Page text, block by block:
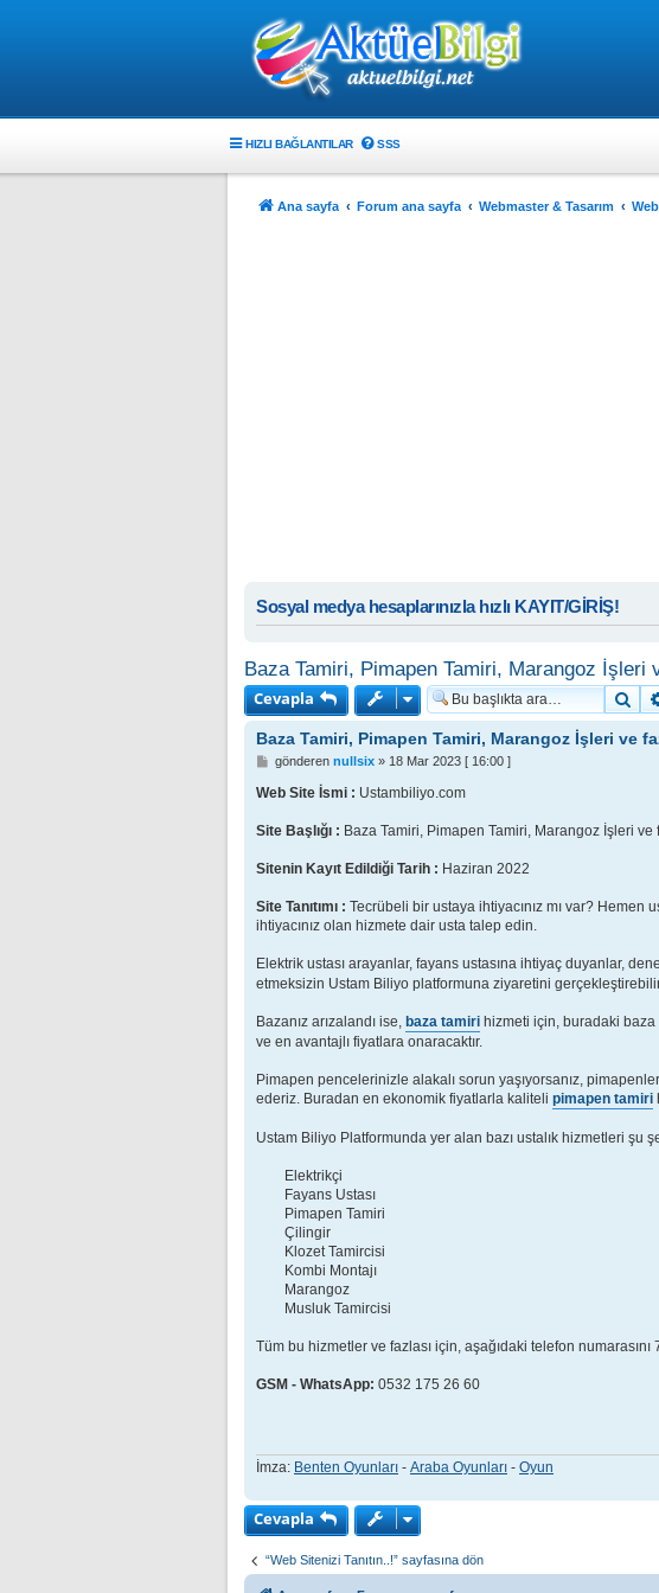
HIZLI BAĞLANTILAR SSS
Ana sayfa Forum ana sayfa Webmaster & Tasarım
Sosyal medya hesaplarınızla hızlı KAYIT/GİRİŞ!
Baza Tamiri, Pimapen Tamiri, Marangoz İşleri
Cevapla
Ara
Baza Tamiri, Pimapen Tamiri, Marangoz İşleri ve
M
s
gönderen nullsix» 18 Mar 2023 [ 16:00 ]
Web Site İsmi : Ustambiliyo.com
Site Başlığı : Baza Tamiri, Pimapen Tamiri, Marangoz İşleri ve
Sitenin Kayıt Edildiği Tarih : Haziran 2022
Site Tanıtımı : Tecrübeli bir ustaya ihtiyacınız mı var?
ihtiyacınız olan hizmete dair usta talep edin.
Elektrik ustası arayanlar, fayans ustasına ihtiyaç duyanlar,
etmeksizin Ustam Biliyo platformuna ziyaretini
Bazanız arızalandı ise, baza tamiri hizmeti için, buradaki baza
ve en avantajlı fiyatlara onaracaktır.
Pimapen pencelerinizle alakalı sorun yaşıyorsanız,
ederiz. Buradan en ekonomik fiyatlarla kaliteli pimapen tamiri
Ustam Biliyo Platformunda yer alan bazı ustalık hizmetleri şu
Elektrikçi
Fayans Ustası
Pimapen Tamiri
Çilingir
Klozet Tamircisi
Kombi Montajı
Marangoz
Musluk Tamircisi
Tüm bu hizmetler ve fazlası için, aşağıdaki telefon
GSM - WhatsApp: 0532 175 26 60
İmza: Benten Oyunları - Araba Oyunları - Oyun
Cevapla
“Web Sitenizi Tanıtın..!” sayfasına dön